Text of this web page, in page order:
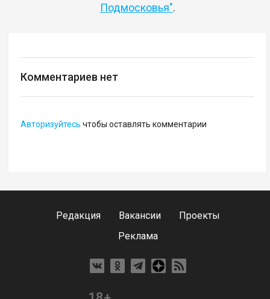
Подмосковья".
Комментариев нет
Авторизуйтесь чтобы оставлять комментарии
Редакция Вакансии
Проекты
Реклама